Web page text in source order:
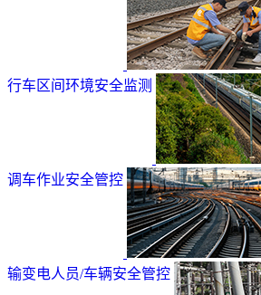
行车区间环境安全监测
调车作业安全管控
输变电人员/车辆安全管控